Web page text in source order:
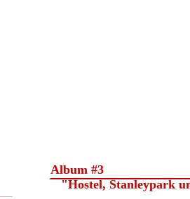
Album #3
"Hostel, Stanleypark